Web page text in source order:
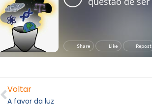
Voltar
A favor da luz